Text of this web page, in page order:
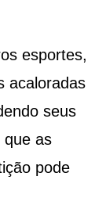
esportes,
acaloradas
seus
que as
pode